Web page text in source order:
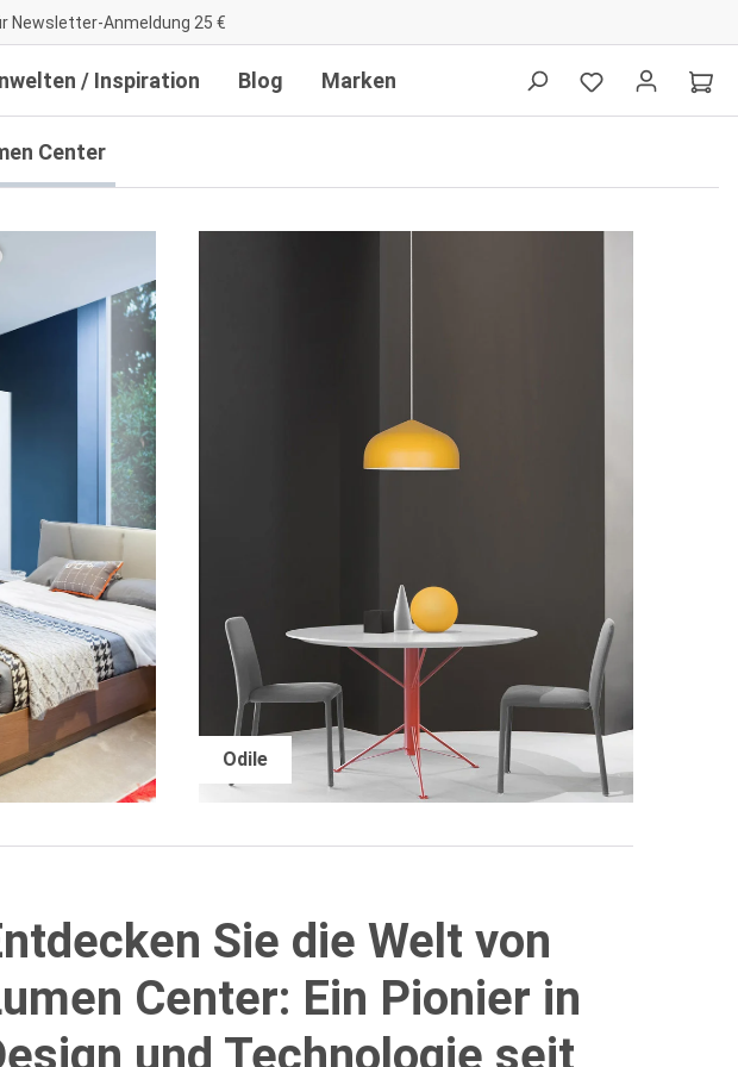
Newsletter-Anmeldung 25 €
/ Inspiration Blog Marken
Center
Odile
Sie die Welt von
Center: Ein Pionier in
und Technologie seit